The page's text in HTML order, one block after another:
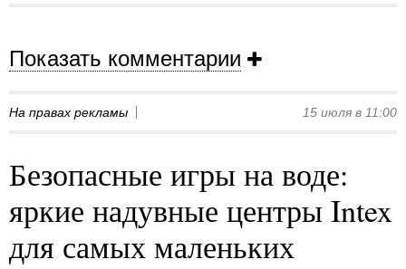
Показать комментарии
На правах рекламы 15 июля в 11:00
Безопасные игры на воде:
яркие надувные центры Intex
для самых маленьких